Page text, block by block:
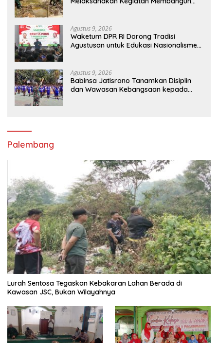
Agustus 9, 2026
Waketum DPR RI Dorong Tradisi
Agustusan untuk Edukasi Nasionalisme
Agustus 9, 2026
Babinsa Jatisrono Tanamkan Disiplin
dan Wawasan Kebangsaan kepada
Palembang
Lurah Sentosa Tegaskan Kebakaran Lahan Berada di
Kawasan JSC, Bukan Wilayahnya